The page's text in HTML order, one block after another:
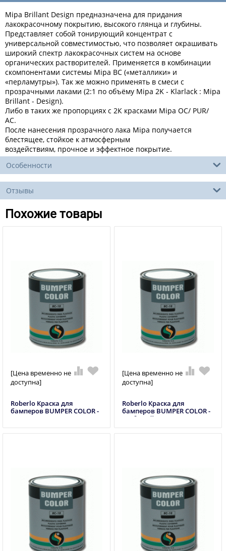
Mipa Brillant Design предназначена для придания
лакокрасочному покрытию, высокого глянца и глубины.
Представляет собой тонирующий концентрат с
универсальной совместимостью, что позволяет окрашивать
широкий спектр лакокрасочных систем на основе
органических растворителей. Применяется в комбинации
скомпонентами системы Mipa BC («металлики» и
«перламутры»). Так же можно применять в смеси с
прозрачными лаками (2:1 по объёму Mipa 2K - Klarlack : Mipa
Brillant - Design).
Либо в таких же пропорциях с 2К красками Mipa OC/ PUR/
AC.
После нанесения прозрачного лака Mipa получается
блестящее, стойкое к атмосферным
воздействиям, прочное и эффектное покрытие.
Особенности
Отзывы
Похожие товары
[Цена временно не
доступна]
Roberlo Краска для
бамперов BUMPER COLOR -
[Цена временно не
доступна]
Roberlo Краска для
бамперов BUMPER COLOR -
1 л белый